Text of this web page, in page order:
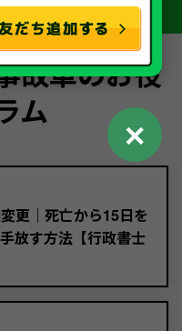
故車のお役
ム
更｜死亡から15日を
放す方法【行政書士
✕